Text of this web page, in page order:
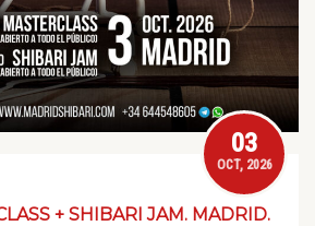
03
OCT, 2026
+ SHIBARI JAM. MADRID.